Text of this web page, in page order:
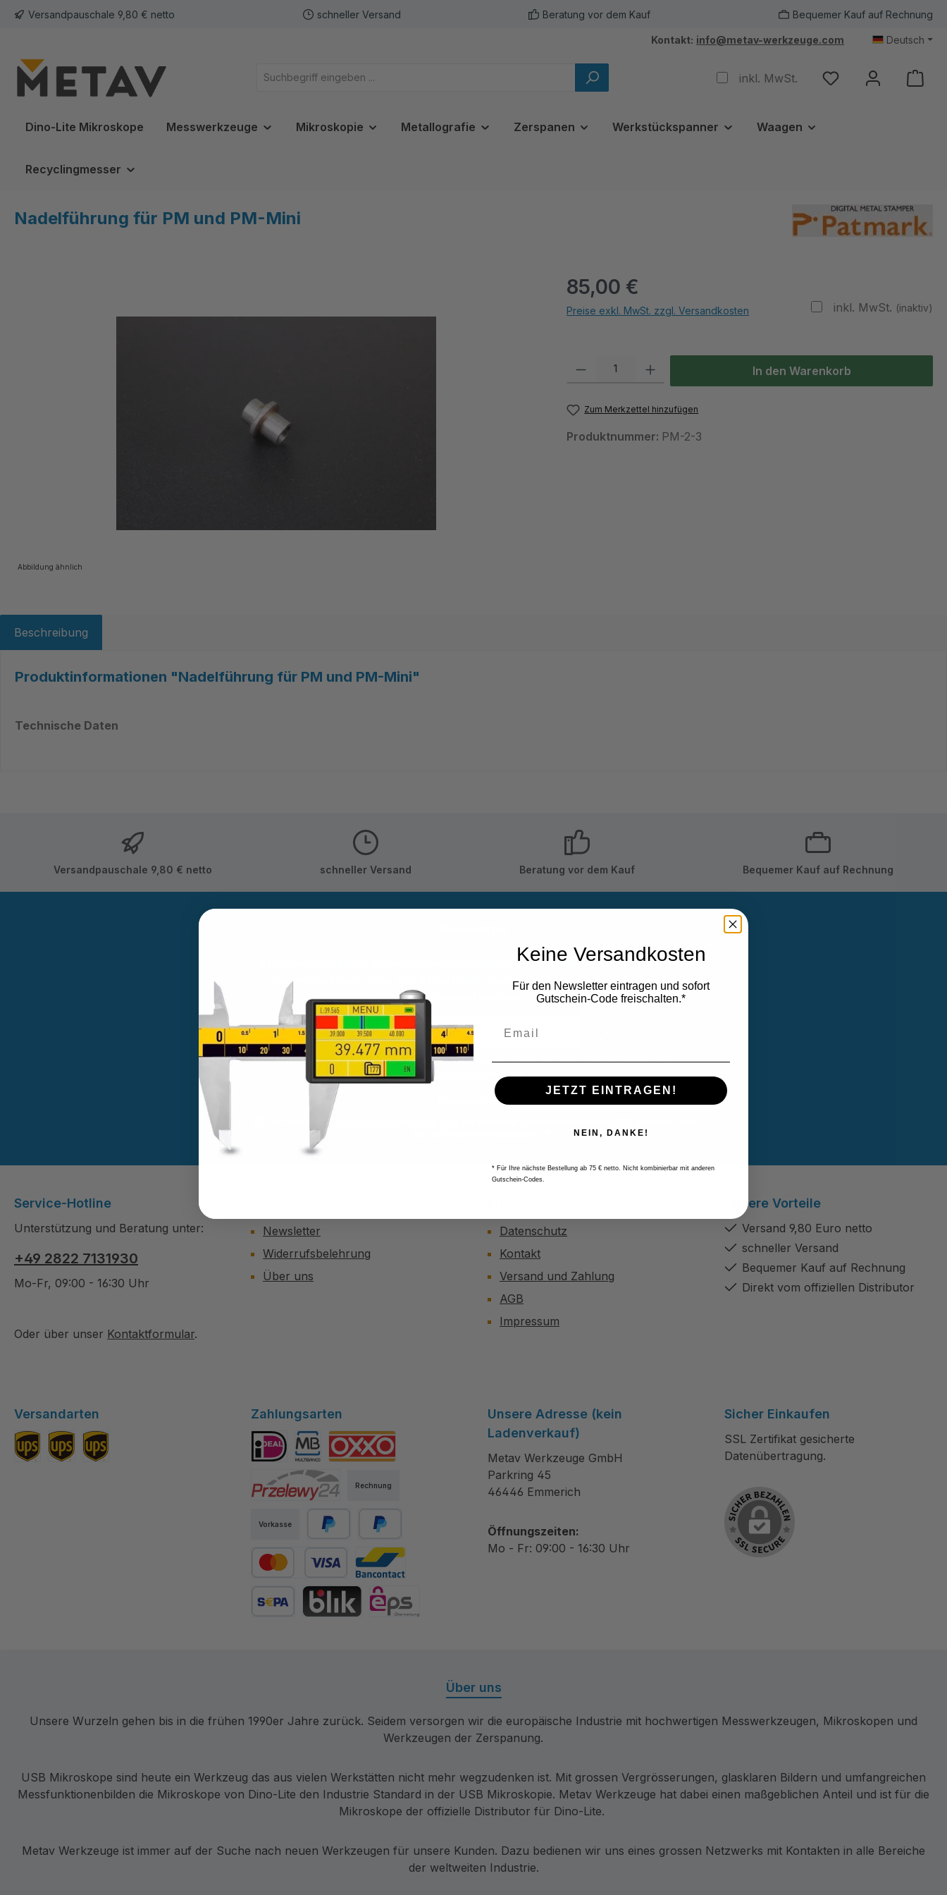
Zur Hauptnavigation springen
Versandpauschale 9,80 € netto schneller Versand Beratung vor dem Kauf Bequemer Kauf auf Rechnung
Kontakt: info@metav-werkzeuge.com Deutsch
inkl. MwSt.
Dino-Lite Mikroskope Messwerkzeuge Mikroskopie Metallografie Zerspanen Werkstückspanner Waagen
Recyclingmesser
Nadelführung für PM und PM-Mini
Abbildung ähnlich
85,00 €
inkl. MwSt. (inaktiv)
Preise exkl. MwSt. zzgl. Versandkosten
In den Warenkorb
Zum Merkzettel hinzufügen
Produktnummer: PM-2-3
Beschreibung
Produktinformationen "Nadelführung für PM und PM-Mini"
Technische Daten
Versandpauschale 9,80 € netto schneller Versand Beratung vor dem Kauf Bequemer Kauf auf Rechnung
Abonnieren Sie jetzt einfach unseren regelmäßig erscheinenden Newsletter und
Sie werden stets unter den Ersten sein, über neue Produkte und Angebote
informiert werden.
Mail-
Adresse
*
Diese Seite ist durch reCAPTCHA geschützt und es gelten dieDatenschutzrichtlinieund
Nutzungsbedingungen
Datenschutz
Ich habe die
Service-Hotline
Unterstützung und Beratung unter:
+49 2822 7131930
Mo-Fr, 09:00 - 16:30 Uhr
Oder über unser Kontaktformular.
Newsletter
Widerrufsbelehrung
Über uns
Datenschutz
Kontakt
Versand und Zahlung
AGB
Impressum
Unsere Vorteile
Versand 9,80 Euro netto
schneller Versand
Bequemer Kauf auf Rechnung
Direkt vom offiziellen Distributor
Versandarten Zahlungsarten
Rechnung
Vorkasse
Später bezahlen
Kredit- oder DebitkarteBancontact
Multibanco
Unsere Adresse (kein
Ladenverkauf)
Metav Werkzeuge GmbH
Parkring 45
46446 Emmerich
Öffnungszeiten:
Mo - Fr: 09:00 - 16:30 Uhr
Sicher Einkaufen
SSL Zertifikat gesicherte
Datenübertragung.
Über uns
Unsere Wurzeln gehen bis in die frühen 1990er Jahre zurück. Seidem versorgen wir die europäische Industrie mit hochwertigen Messwerkzeugen, Mikroskopen und
Werkzeugen der Zerspanung.
USB Mikroskope sind heute ein Werkzeug das aus vielen Werkstätten nicht mehr wegzudenken ist. Mit grossen Vergrösserungen, glasklaren Bildern und umfangreichen
Messfunktionenbilden die Mikroskope von Dino-Lite den Industrie Standard in der USB Mikroskopie. Metav Werkzeuge hat dabei einen maßgeblichen Anteil und ist für die
Mikroskope der offizielle Distributor für Dino-Lite.
Metav Werkzeuge ist immer auf der Suche nach neuen Werkzeugen für unsere Kunden. Dazu bedienen wir uns eines grossen Netzwerks mit Kontakten in alle Bereiche
der weltweiten Industrie.
Keine Versandkosten
Für den Newsletter eintragen und sofort
Gutschein-Code freischalten.*
JETZT EINTRAGEN!
NEIN, DANKE!
* Für Ihre nächste Bestellung ab 75 € netto. Nicht kombinierbar mit anderen
Gutschein-Codes.